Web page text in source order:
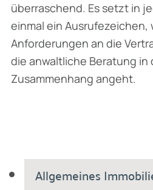
Allgemeines
überraschend. Es setzt in
einmal ein Ausrufezeichen,
Anforderungen an die
die anwaltliche Beratung in
Zusammenhang angeht.